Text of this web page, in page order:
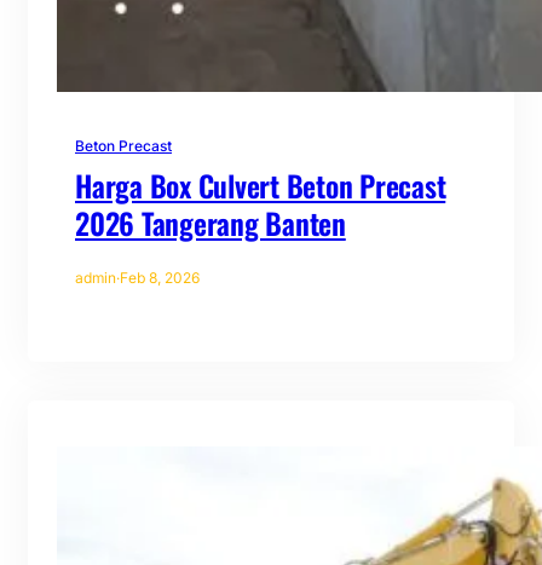
Beton Precast
Harga Box Culvert Beton Precast
2026 Tangerang Banten
admin·Feb 8, 2026